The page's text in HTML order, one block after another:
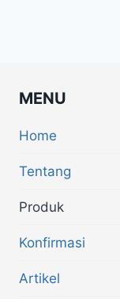
MENU
Home
Tentang
Produk
Konfirmasi
Artikel